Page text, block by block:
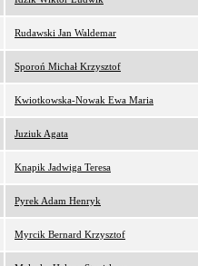
Rudawski Jan Waldemar
Sporoń Michał Krzysztof
Kwiotkowska-Nowak Ewa Maria
Juziuk Agata
Knapik Jadwiga Teresa
Pyrek Adam Henryk
Myrcik Bernard Krzysztof